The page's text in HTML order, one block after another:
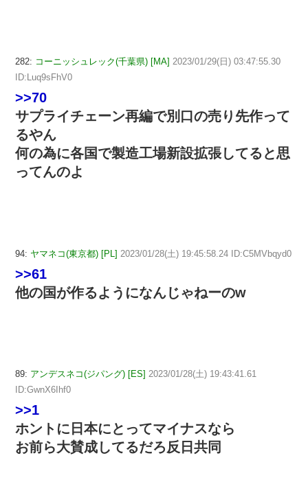
282: コーニッシュレック(千葉県) [MA] 2023/01/29(日) 03:47:55.30
ID:Luq9sFhV0
>>70
サプライチェーン再編で別口の売り先作って
るやん
何の為に各国で製造工場新設拡張してると思
ってんのよ
94: ヤマネコ(東京都) [PL] 2023/01/28(土) 19:45:58.24 ID:C5MVbqyd0
>>61
他の国が作るようになんじゃねーのw
89: アンデスネコ(ジパング) [ES] 2023/01/28(土) 19:43:41.61
ID:GwnX6Ihf0
>>1
ホントに日本にとってマイナスなら
お前ら大賛成してるだろ反日共同